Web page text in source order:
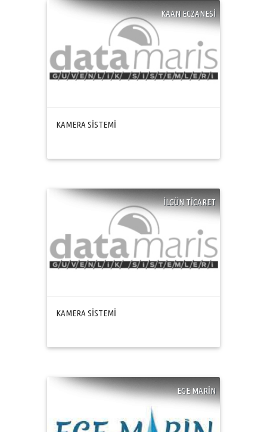
KAAN ECZANESİ
KAMERA SİSTEMİ
İLGÜN TİCARET
KAMERA SİSTEMİ
EGE MARİN